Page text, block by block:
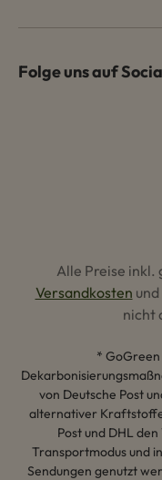
Folge uns auf
Alle Preise inkl.
Versandkosten
nicht
* GoGreen
von Deutsche Post
alternativer
Post und DHL
Transportmodus und
Sendungen genutzt